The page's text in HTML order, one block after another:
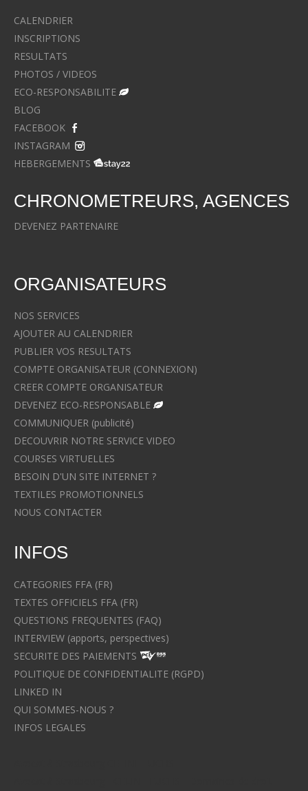
CALENDRIER
INSCRIPTIONS
RESULTATS
PHOTOS / VIDEOS
ECO-RESPONSABILITE
BLOG
FACEBOOK
INSTAGRAM
HEBERGEMENTS
CHRONOMETREURS, AGENCES
DEVENEZ PARTENAIRE
ORGANISATEURS
NOS SERVICES
AJOUTER AU CALENDRIER
PUBLIER VOS RESULTATS
COMPTE ORGANISATEUR (CONNEXION)
CREER COMPTE ORGANISATEUR
DEVENEZ ECO-RESPONSABLE
COMMUNIQUER (publicité)
DECOUVRIR NOTRE SERVICE VIDEO
COURSES VIRTUELLES
BESOIN D'UN SITE INTERNET ?
TEXTILES PROMOTIONNELS
NOUS CONTACTER
INFOS
CATEGORIES FFA (FR)
TEXTES OFFICIELS FFA (FR)
QUESTIONS FREQUENTES (FAQ)
INTERVIEW (apports, perspectives)
SECURITE DES PAIEMENTS
POLITIQUE DE CONFIDENTIALITE (RGPD)
LINKED IN
QUI SOMMES-NOUS ?
INFOS LEGALES